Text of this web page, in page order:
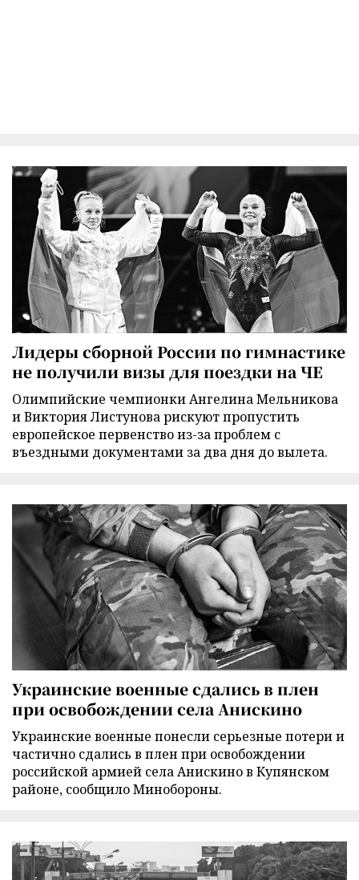
Лидеры сборной России по гимнастике
не получили визы для поездки на ЧЕ
Олимпийские чемпионки Ангелина Мельникова
и Виктория Листунова рискуют пропустить
европейское первенство из-за проблем с
въездными документами за два дня до вылета.
Украинские военные сдались в плен
при освобождении села Анискино
Украинские военные понесли серьезные потери и
частично сдались в плен при освобождении
российской армией села Анискино в Купянском
районе, сообщило Минобороны.